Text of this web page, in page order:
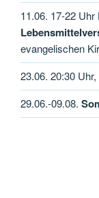
11.06. 17-22 Uhr
evangelischen
23.06. 20:30 Uhr,
29.06.-09.08.